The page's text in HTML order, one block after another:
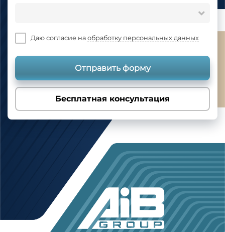
Даю согласие на обработку персональных данных
Отправить форму
Бесплатная консультация